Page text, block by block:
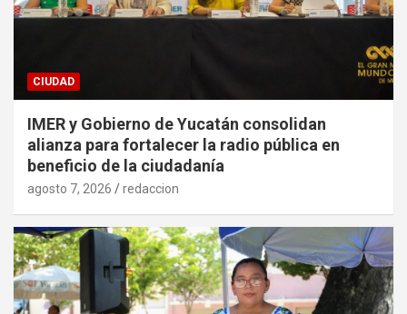
CIUDAD
IMER y Gobierno de Yucatán consolidan
alianza para fortalecer la radio pública en
beneficio de la ciudadanía
agosto 7, 2026 redaccion